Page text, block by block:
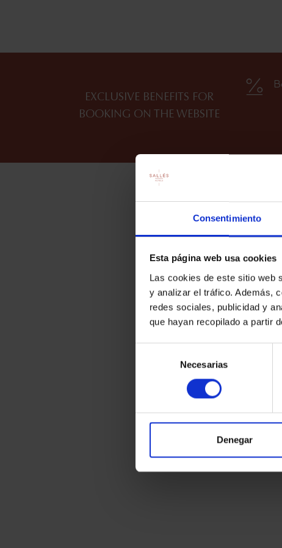
Consentimiento
Esta página web usa cookies
Las cookies de este sitio web
y analizar el tráfico. Además,
redes sociales, publicidad y
que hayan recopilado a partir
consentimiento
Necesarias
Denegar
EXCLUSIVE BENEFITS FOR
BOOKING ON THE WEBSITE